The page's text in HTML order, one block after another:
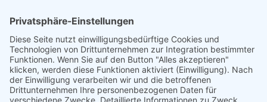
Weiterlesen
07.12.2024